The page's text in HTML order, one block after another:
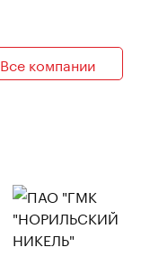
Все компании